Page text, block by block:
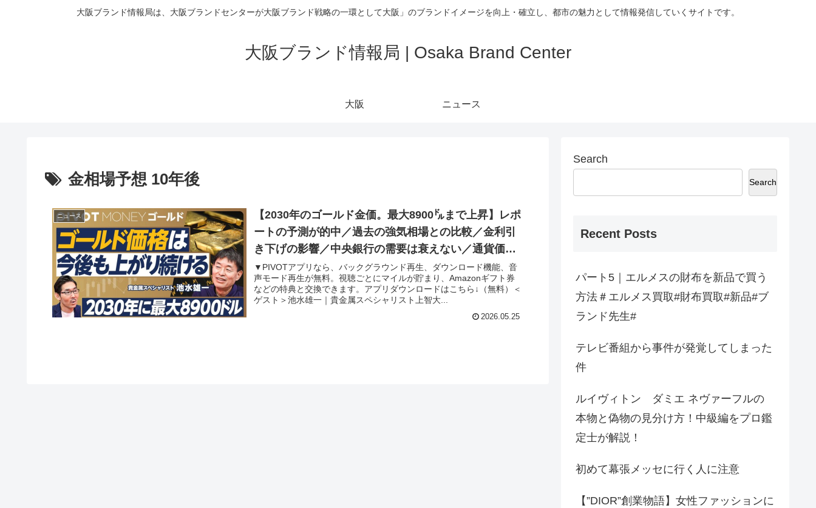
大阪ブランド情報局は、大阪ブランドセンターが大阪ブランド戦略の一環として大阪」のブランドイメージを向上・確立し、都市の魅力として情報発信していくサイトです。
大阪ブランド情報局 | Osaka Brand Center
大阪 ニュース
金相場予想 10年後
ニュース
【2030年のゴールド金価。最大8900㌦まで上昇】レポ
ートの予測が的中／過去の強気相場との比較／金利引
き下げの影響／中央銀行の需要は衰えない／通貨価値
は低下し続ける／4800ドルから8900ドル
▼PIVOTアプリなら、バックグラウンド再生、ダウンロード機能、音
声モード再生が無料。視聴ごとにマイルが貯まり、Amazonギフト券
などの特典と交換できます。アプリダウンロードはこちら↓（無料）＜
ゲスト＞池水雄一｜貴金属スペシャリスト上智大...
2026.05.25
Search
Search
Recent Posts
パート5｜エルメスの財布を新品で買う
方法＃エルメス買取#財布買取#新品#ブ
ランド先生#
テレビ番組から事件が発覚してしまった
件
ルイヴィトン ダミエ ネヴァーフルの
本物と偽物の見分け方！中級編をプロ鑑
定士が解説！
初めて幕張メッセに行く人に注意
【”DIOR”創業物語】女性ファッションに